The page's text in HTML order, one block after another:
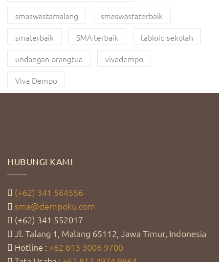
smaswastamalang
smaswastaterbaik
smaterbaik
SMA terbaik
tabloid sekolah
undangan orangtua
vivadempo
Viva Dempo
HUBUNGI KAMI
(+62) 341 564556
sma@dempoku.com
(+62) 341 552017
Jl. Talang 1, Malang 65112, Jawa Timur, Indonesia
Hotline : +62 813 3006 9700